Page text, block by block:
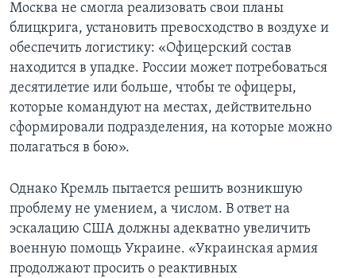
Москва не смогла реализовать свои планы
блицкрига, установить превосходство в воздухе и
обеспечить логистику: «Офицерский состав
находится в упадке. России может потребоваться
десятилетие или больше, чтобы те офицеры,
которые командуют на местах, действительно
сформировали подразделения, на которые можно
полагаться в бою».
Однако Кремль пытается решить возникшую
проблему не умением, а числом. В ответ на
эскалацию США должны адекватно увеличить
военную помощь Украине. «Украинская армия
продолжают просить о реактивных